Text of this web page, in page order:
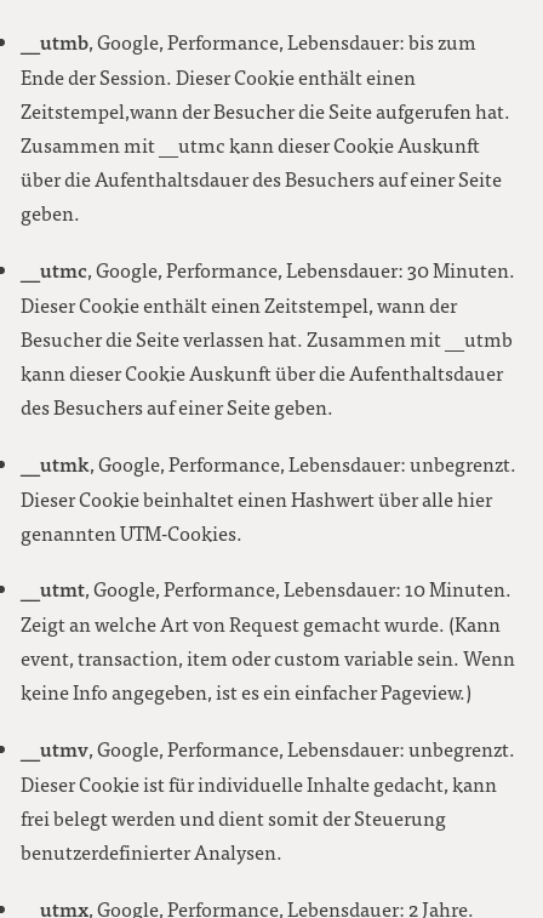
__utmb, Google, Performance, Lebensdauer: bis zum
Ende der Session. Dieser Cookie enthält einen
Zeitstempel,wann der Besucher die Seite aufgerufen hat.
Zusammen mit __utmc kann dieser Cookie Auskunft
über die Aufenthaltsdauer des Besuchers auf einer Seite
geben.
__utmc, Google, Performance, Lebensdauer: 30 Minuten.
Dieser Cookie enthält einen Zeitstempel, wann der
Besucher die Seite verlassen hat. Zusammen mit __utmb
kann dieser Cookie Auskunft über die Aufenthaltsdauer
des Besuchers auf einer Seite geben.
__utmk, Google, Performance, Lebensdauer: unbegrenzt.
Dieser Cookie beinhaltet einen Hashwert über alle hier
genannten UTM-Cookies.
__utmt, Google, Performance, Lebensdauer: 10 Minuten.
Zeigt an welche Art von Request gemacht wurde. (Kann
event, transaction, item oder custom variable sein. Wenn
keine Info angegeben, ist es ein einfacher Pageview.)
__utmv, Google, Performance, Lebensdauer: unbegrenzt.
Dieser Cookie ist für individuelle Inhalte gedacht, kann
frei belegt werden und dient somit der Steuerung
benutzerdefinierter Analysen.
__utmx, Google, Performance, Lebensdauer: 2 Jahre.